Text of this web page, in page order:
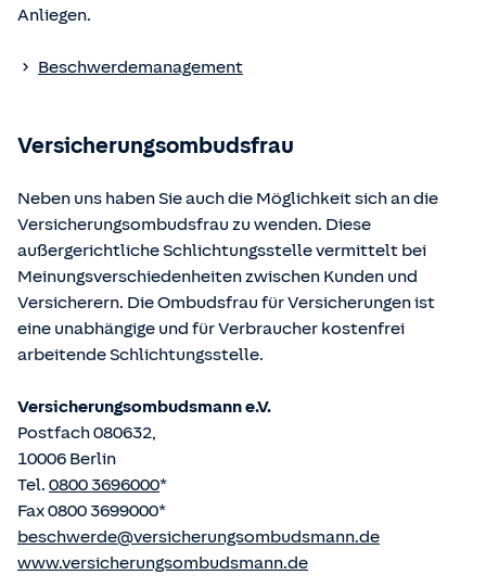
Die berufsrechtlichen Regelungen können über die vom
eingesehen und abgerufen werden.
Anliegen.
Beschwerdemanagement
Versicherungsombudsfrau
Neben uns haben Sie auch die Möglichkeit sich an die
Versicherungsombudsfrau zu wenden. Diese
außergerichtliche Schlichtungsstelle vermittelt bei
Meinungsverschiedenheiten zwischen Kunden und
Versicherern. Die Ombudsfrau für Versicherungen ist
eine unabhängige und für Verbraucher kostenfrei
arbeitende Schlichtungsstelle.
Versicherungsombudsmann e.V.
Postfach 080632,
10006 Berlin
Tel. 0800 3696000*
Fax 0800 3699000*
beschwerde@versicherungsombudsmann.de
www.versicherungsombudsmann.de